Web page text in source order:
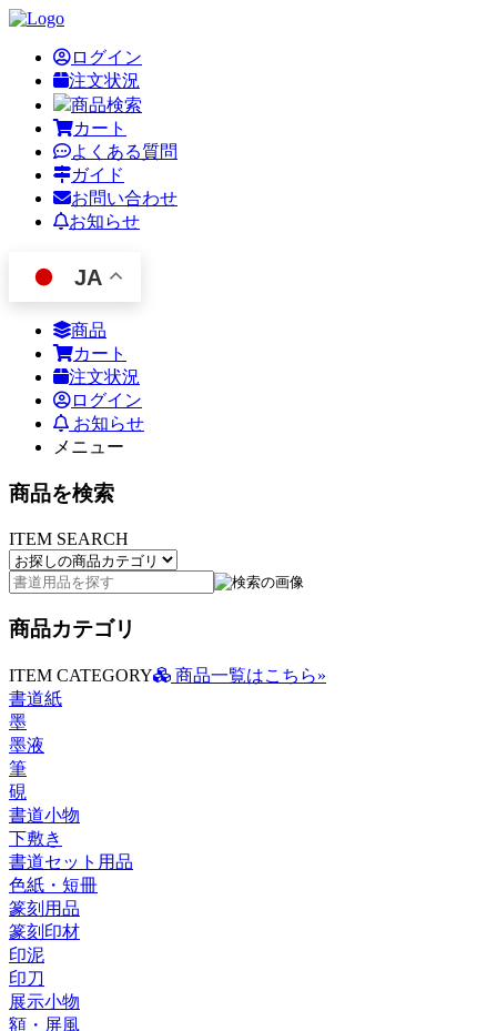
ログイン
注文状況
商品検索
カート
よくある質問
ガイド
お問い合わせ
お知らせ
JA
商品
カート
注文状況
ログイン
お知らせ
メニュー
商品を検索
ITEM SEARCH
商品カテゴリ
ITEM CATEGORY
商品一覧はこちら»
書道紙
墨
墨液
筆
硯
書道小物
下敷き
書道セット用品
色紙・短冊
篆刻用品
篆刻印材
印泥
印刀
展示小物
額・屏風